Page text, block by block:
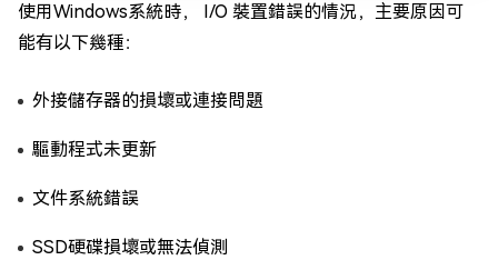
使用Windows系統時， I/O 裝置錯誤的情況，主要原因可
能有以下幾種：
外接儲存器的損壞或連接問題
驅動程式未更新
文件系統錯誤
SSD硬碟損壞或無法偵測